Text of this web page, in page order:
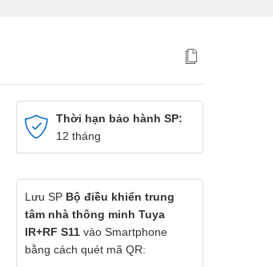
Thời hạn bảo hành SP:
12 tháng
Lưu SP Bộ điều khiển trung
tâm nhà thông minh Tuya
IR+RF S11 vào Smartphone
bằng cách quét mã QR: